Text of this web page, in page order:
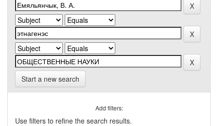
Start a new search
Add filters:
Use filters to refine the search results.